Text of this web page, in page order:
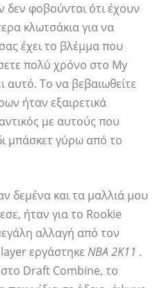
δεν φοβούνται ότι έχουν
κλωτσάκια για να
έχει το βλέμμα που
πολύ χρόνο στο My
αυτό. Το να βεβαιωθείτε
ήταν εξαιρετικά
με αυτούς που
μπάσκετ γύρω από το
δεμένα και τα μαλλιά μου
ήταν για το Rookie
αλλαγή από τον
εργάστηκε ΝΒΑ 2Κ11 .
στο Draft Combine, το